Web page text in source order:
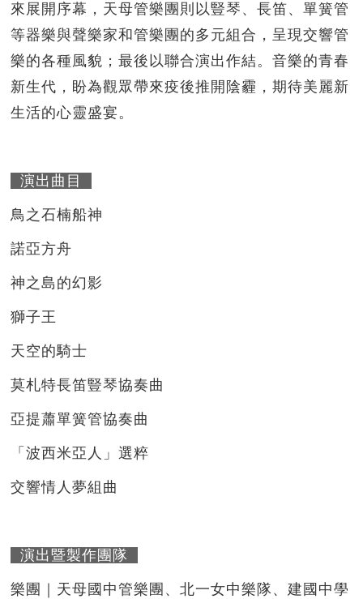
來展開序幕，天母管樂團則以豎琴、長笛、單簧管
等器樂與聲樂家和管樂團的多元組合，呈現交響管
樂的各種風貌；最後以聯合演出作結。音樂的青春
新生代，盼為觀眾帶來疫後推開陰霾，期待美麗新
生活的心靈盛宴。
演出曲目
鳥之石楠船神
諾亞方舟
神之島的幻影
獅子王
天空的騎士
莫札特長笛豎琴協奏曲
亞提蕭單簧管協奏曲
「波西米亞人」選粹
交響情人夢組曲
演出暨製作團隊
樂團｜天母國中管樂團、北一女中樂隊、建國中學